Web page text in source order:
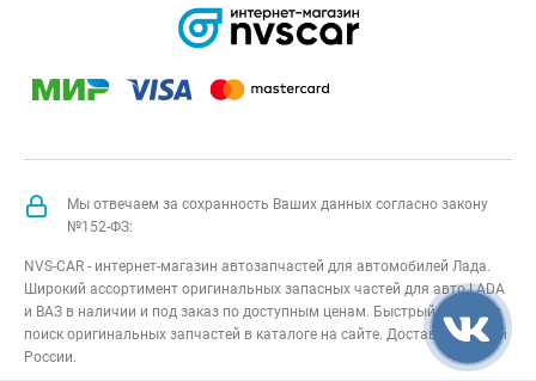
Мы отвечаем за сохранность Ваших данных согласно закону
№152-ФЗ:
NVS-CAR - интернет-магазин автозапчастей для автомобилей Лада.
Широкий ассортимент оригинальных запасных частей для авто LADA
и ВАЗ в наличии и под заказ по доступным ценам. Быстрый подбор и
поиск оригинальных запчастей в каталоге на сайте. Доставка по всей
России.